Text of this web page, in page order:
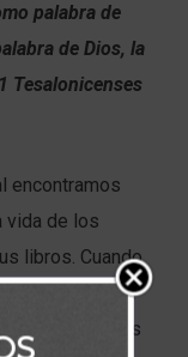
palabra de
de Dios, la
Tesalonicenses
encontramos
vida de los
libros. Cuando
esa ventana
nuestras